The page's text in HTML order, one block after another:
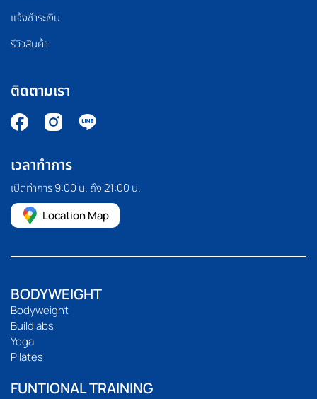
แจ้งชำระเงิน
รีวิวสินค้า
ติดตามเรา
เวลาทำการ
เปิดทำการ 9:00 น. ถึง 21:00 น.
Location Map
BODYWEIGHT
Bodyweight
Build abs
Yoga
Pilates
FUNTIONAL TRAINING